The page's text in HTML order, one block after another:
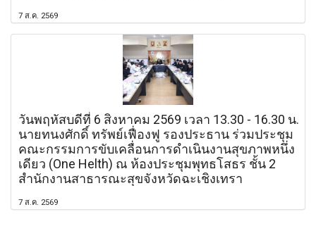
7 ส.ค. 2569
วันพฤหัสบดีที่ 6 สิงหาคม 2569 เวลา 13.30 - 16.30 น.
นายทนงศักดิ์ ทรัพย์เฟื่องฟู รองประธาน ร่วมประชุม
คณะกรรมการขับเคลื่อนการดำเนินงานสุขภาพหนึ่ง
เดียว (One Helth) ณ ห้องประชุมพุทธโสธร ชั้น 2
สำนักงานสาธารณะสุขจังหวัดฉะเชิงเทรา
7 ส.ค. 2569